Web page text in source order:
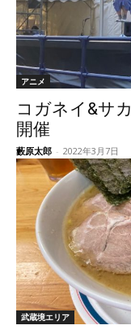
アニメ
コガネイ&サ
開催
藪原太郎 - 2022年3月7日
武蔵境エリア